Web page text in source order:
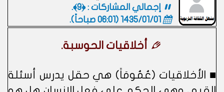
إجمالي المشاركات : ﴿9﴾.
1435/01/01 (06:01 صباحاً)
.
أخلاقيات الحوسبة.
■ الأخلاقيات (عُمُومَاً) هي حقل يدرس أسئلة